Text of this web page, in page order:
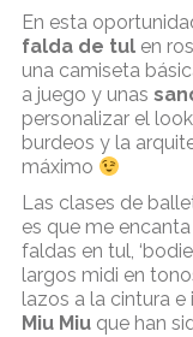
En esta
falda de tulen
una camiseta
a juego y unas
personalizar el
burdeos y la
máximo
Las clases de
es que me
faldas en tul,
largos midi en
lazos a la cintura
Miu Miuque han